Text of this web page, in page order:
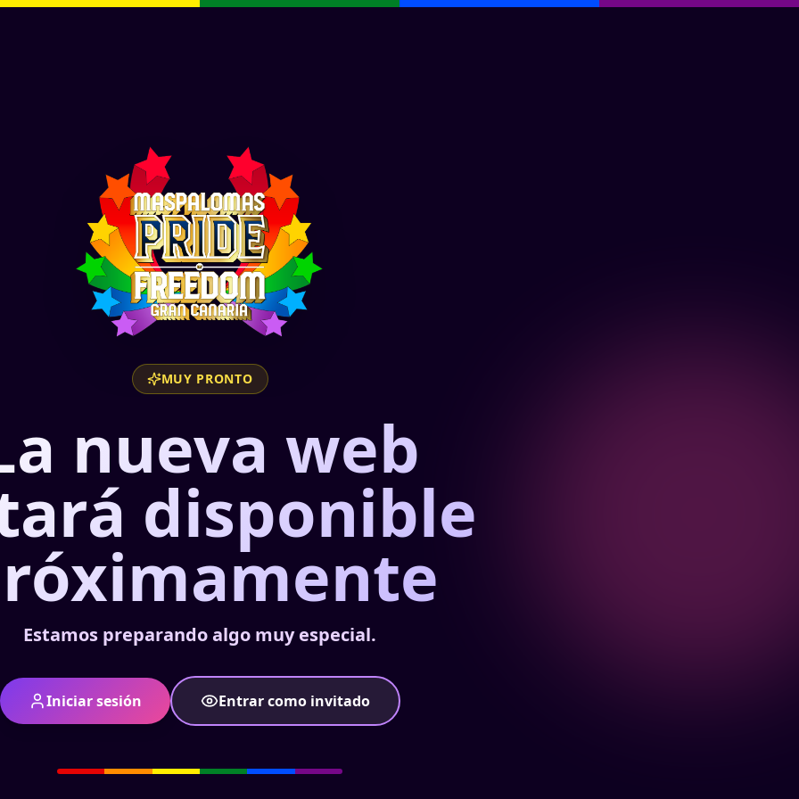
MUY PRONTO
nueva web
disponible
Estamos preparando algo muy especial.
Iniciar sesión Entrar como invitado